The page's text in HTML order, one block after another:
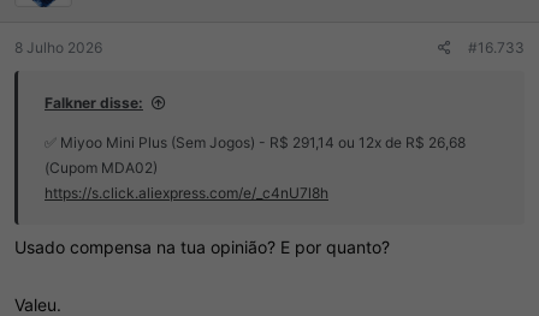
s
8 Julho 2026 #16.733
Falkner disse:
✅ Miyoo Mini Plus (Sem Jogos) - R$ 291,14 ou 12x de R$ 26,68
(Cupom MDA02)
https://s.click.aliexpress.com/e/_c4nU7l8h
Usado compensa na tua opinião? E por quanto?
Valeu.